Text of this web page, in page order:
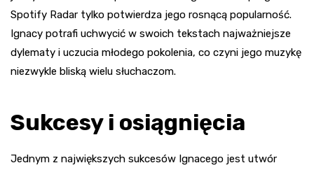
Spotify Radar tylko potwierdza jego rosnącą popularność.
Ignacy potrafi uchwycić w swoich tekstach najważniejsze
dylematy i uczucia młodego pokolenia, co czyni jego muzykę
niezwykle bliską wielu słuchaczom.
Sukcesy i osiągnięcia
Jednym z największych sukcesów Ignacego jest utwór